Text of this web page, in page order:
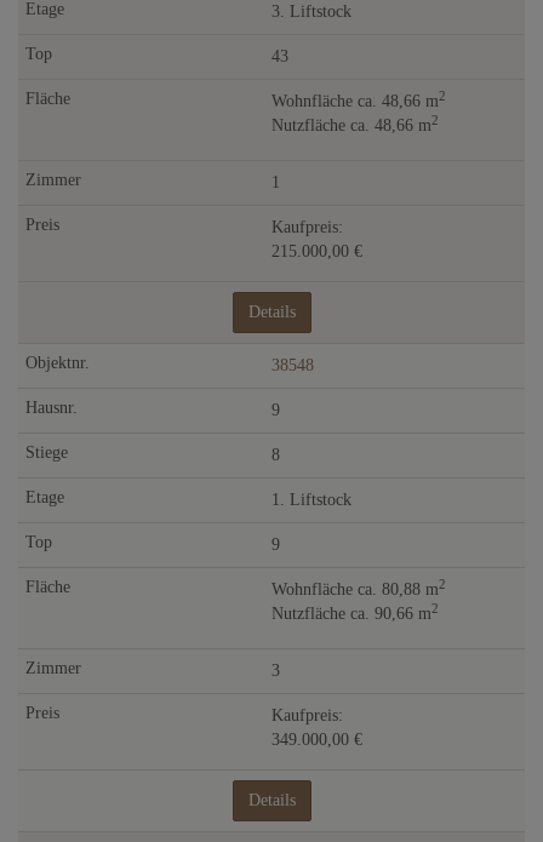
3. Liftstock
43
Wohnfläche ca. 48,66 m2
Nutzfläche ca. 48,66 m2
1
Kaufpreis:
215.000,00 €
Details
38548
9
8
1. Liftstock
9
Wohnfläche ca. 80,88 m2
Nutzfläche ca. 90,66 m2
3
Kaufpreis:
349.000,00 €
Details